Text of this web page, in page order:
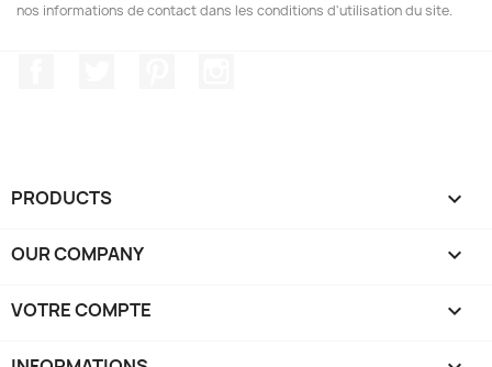
nos informations de contact dans les conditions d'utilisation du site.
PRODUCTS 
OUR COMPANY 
VOTRE COMPTE 